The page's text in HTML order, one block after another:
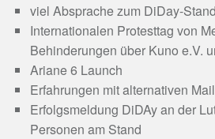
viel Absprache zum DiDay-
Internationalen Protesttag von
Behinderungen über Kuno e.V.
Ariane 6 Launch
Erfahrungen mit alternativen
Erfolgsmeldung DiDAy an der
Personen am Stand